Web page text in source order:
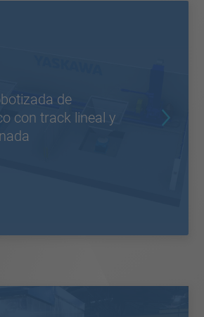
de
con track lineal y